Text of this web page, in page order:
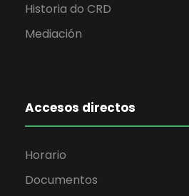
Historia do CRD
Mediación
Accesos directos
Horario
Documentos